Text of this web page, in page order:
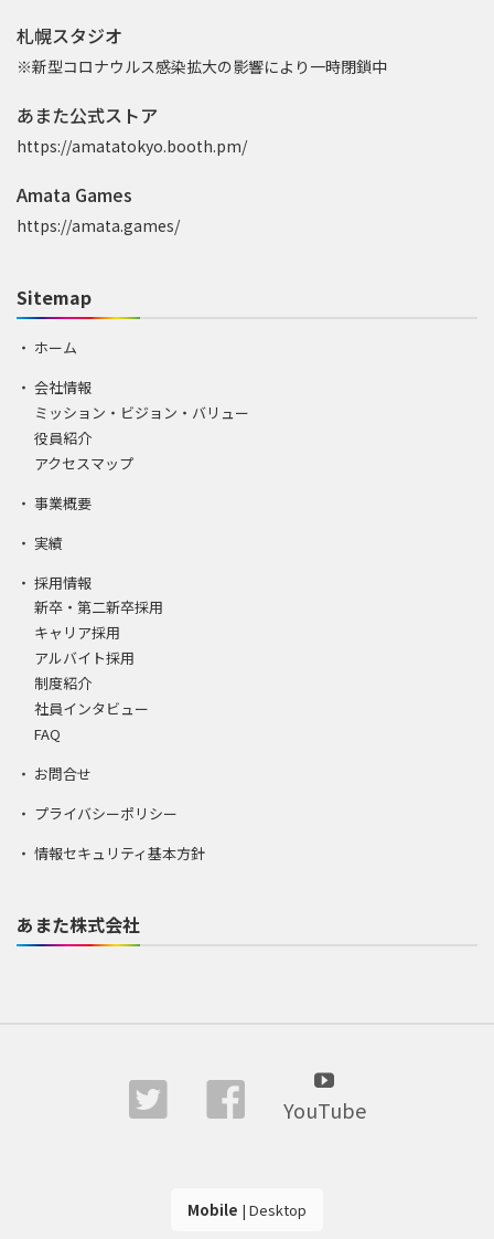
札幌スタジオ
※新型コロナウルス感染拡大の影響により一時閉鎖中
あまた公式ストア
https://amatatokyo.booth.pm/
Amata Games
https://amata.games/
Sitemap
ホーム
会社情報
ミッション・ビジョン・バリュー
役員紹介
アクセスマップ
事業概要
実績
採用情報
新卒・第二新卒採用
キャリア採用
アルバイト採用
制度紹介
社員インタビュー
FAQ
お問合せ
プライバシーポリシー
情報セキュリティ基本方針
あまた株式会社
YouTube
Mobile | Desktop